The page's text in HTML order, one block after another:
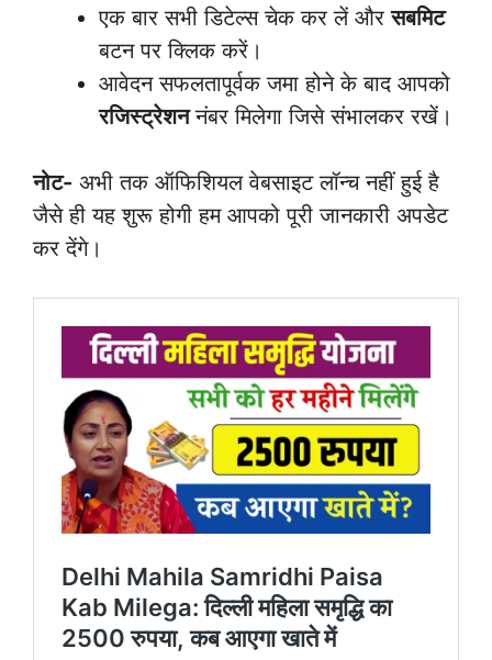
एक बार सभी डिटेल्स चेक कर लें औरसबमिट
बटन पर क्लिक करें।
आवेदन सफलतापूर्वक जमा होने के बाद आपको
रजिस्ट्रेशननंबर मिलेगा जिसे संभालकर रखें।
नोट- अभी तक ऑफिशियल वेबसाइट लॉन्च नहीं हुई है
जैसे ही यह शुरू होगी हम आपको पूरी जानकारी अपडेट
कर देंगे।